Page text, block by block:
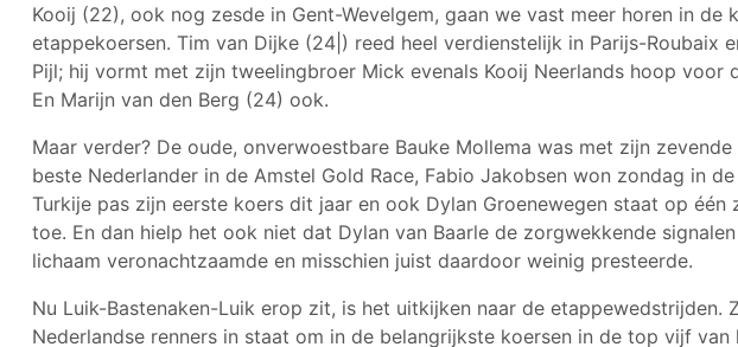
Kooij (22), ook nog zesde in Gent-Wevelgem, gaan we vast meer horen in de
etappekoersen. Tim van Dijke (24|) reed heel verdienstelijk in Parijs-Roubaix
Pijl; hij vormt met zijn tweelingbroer Mick evenals Kooij Neerlands hoop voor
En Marijn van den Berg (24) ook.
Maar verder? De oude, onverwoestbare Bauke Mollema was met zijn
beste Nederlander in de Amstel Gold Race, Fabio Jakobsen won zondag in de
Turkije pas zijn eerste koers dit jaar en ook Dylan Groenewegen staat op één
toe. En dan hielp het ook niet dat Dylan van Baarle de zorgwekkende
lichaam veronachtzaamde en misschien juist daardoor weinig presteerde.
Nu Luik-Bastenaken-Luik erop zit, is het uitkijken naar de etappewedstrijden.
Nederlandse renners in staat om in de belangrijkste koersen in de top vijf van